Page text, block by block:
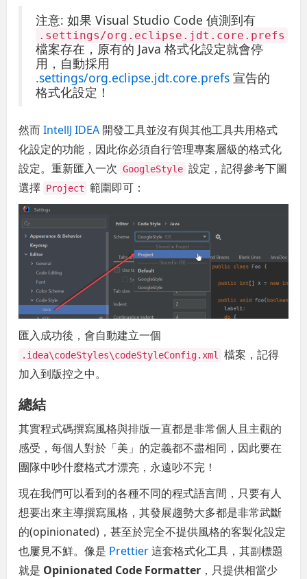
注意: 如果 Visual Studio Code 偵測到有
.settings/org.eclipse.jdt.core.prefs
檔案存在，原有的 Java 格式化設定就會停
用，自動採用
.settings/org.eclipse.jdt.core.prefs 宣告的
格式化設定！
然而IntellJ IDEA 開發工具並沒有與其他工具共用格式
化設定的功能，因此你必須自行管理專案層級的格式化
設定。重新匯入一次 GoogleStyle 設定，記得參考下圖
選擇 Project 範圍即可：
匯入成功後，會自動建立一個
.idea\codeStyles\codeStyleConfig.xml
檔案，記得
加入到版控之中。
總結
其實程式碼撰寫風格與排版一直都是非常個人且主觀的
感受，每個人對於「美」的定義都不盡相同，因此要在
團隊中吵什麼格式才漂亮，永遠吵不完！
現在我們可以看到的各種不同的程式語言間，只要有人
想要出來主導撰寫風格，其發展趨勢大多都是非常武斷
的(opinionated)，甚至於完全不提供風格的客製化設定
也屢見不鮮。像是 Prettier這套格式化工具，其副標題
就是 Opinionated Code Formatter ，只提供相當少